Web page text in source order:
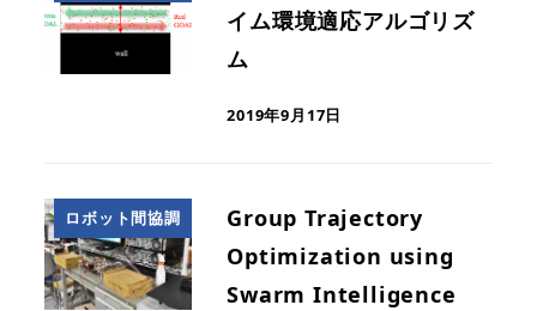
イム環境適応アルゴリズ
ム
2019年9月17日
ロボット間協調
Group Trajectory
Optimization using
Swarm Intelligence